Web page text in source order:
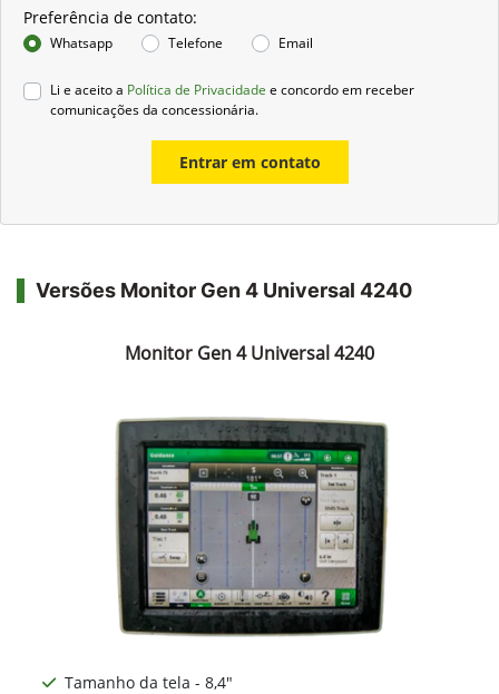
Preferência de contato:
Whatsapp Telefone Email
Li e aceito a Política de Privacidade e concordo em receber
comunicações da concessionária.
Entrar em contato
Versões Monitor Gen 4 Universal 4240
Monitor Gen 4 Universal 4240
Tamanho da tela - 8,4"